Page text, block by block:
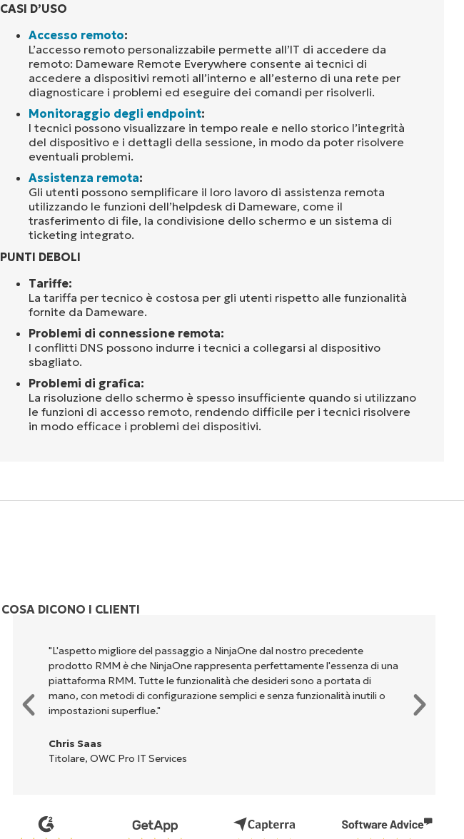
CASI D’USO
Accesso remoto:
L’accesso remoto personalizzabile permette all’IT di accedere da
remoto: Dameware Remote Everywhere consente ai tecnici di
accedere a dispositivi remoti all’interno e all’esterno di una rete per
diagnosticare i problemi ed eseguire dei comandi per risolverli.
Monitoraggio degli endpoint:
I tecnici possono visualizzare in tempo reale e nello storico l’integrità
del dispositivo e i dettagli della sessione, in modo da poter risolvere
eventuali problemi.
Assistenza remota:
Gli utenti possono semplificare il loro lavoro di assistenza remota
utilizzando le funzioni dell’helpdesk di Dameware, come il
trasferimento di file, la condivisione dello schermo e un sistema di
ticketing integrato.
PUNTI DEBOLI
Tariffe:
La tariffa per tecnico è costosa per gli utenti rispetto alle funzionalità
fornite da Dameware.
Problemi di connessione remota:
I conflitti DNS possono indurre i tecnici a collegarsi al dispositivo
sbagliato.
Problemi di grafica:
La risoluzione dello schermo è spesso insufficiente quando si utilizzano
le funzioni di accesso remoto, rendendo difficile per i tecnici risolvere
in modo efficace i problemi dei dispositivi.
COSA DICONO I CLIENTI
"L'aspetto migliore del passaggio a NinjaOne dal nostro precedente
prodotto RMM è che NinjaOne rappresenta perfettamente l'essenza di una
piattaforma RMM. Tutte le funzionalità che desideri sono a portata di
mano, con metodi di configurazione semplici e senza funzionalità inutili o
impostazioni superflue."
Chris Saas
Titolare, OWC Pro IT Services